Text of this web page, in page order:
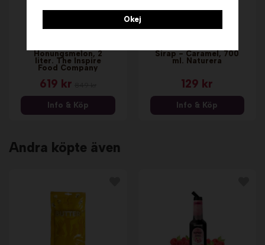
Honungsmelon, 2
liter. The Inspire
Food Company
619 kr
Info & Köp
Sirap - Caramel, 700
ml. Naturera
129 kr
Info & Köp
Andra köpte även
Okej